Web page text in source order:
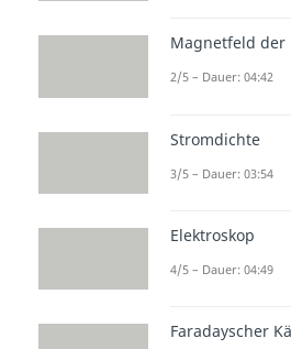
Um den
bestimmen,
Klemmen A
Widerstände
die
vorkommenden
haben den
Magnetfeld der
2/5 – Dauer: 04:42
Stromdichte
3/5 – Dauer: 03:54
Elektroskop
4/5 – Dauer: 04:49
Faradayscher